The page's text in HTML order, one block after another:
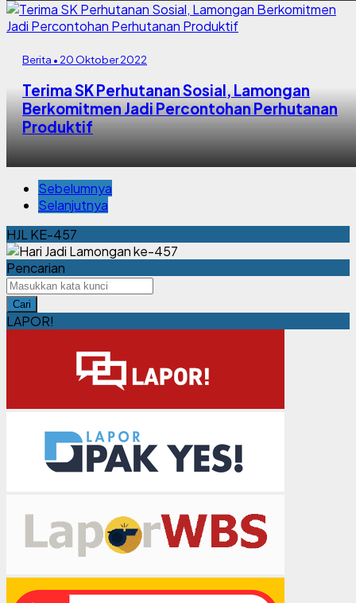
Berita • 20 Oktober 2022
Terima SK Perhutanan Sosial, Lamongan
Berkomitmen Jadi Percontohan Perhutanan
Produktif
Sebelumnya
Selanjutnya
HJL KE-457
Pencarian
Cari
LAPOR!